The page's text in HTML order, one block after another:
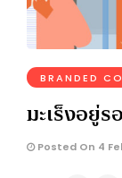
BRANDED
มะเร็งอยู่ร
Posted On 4